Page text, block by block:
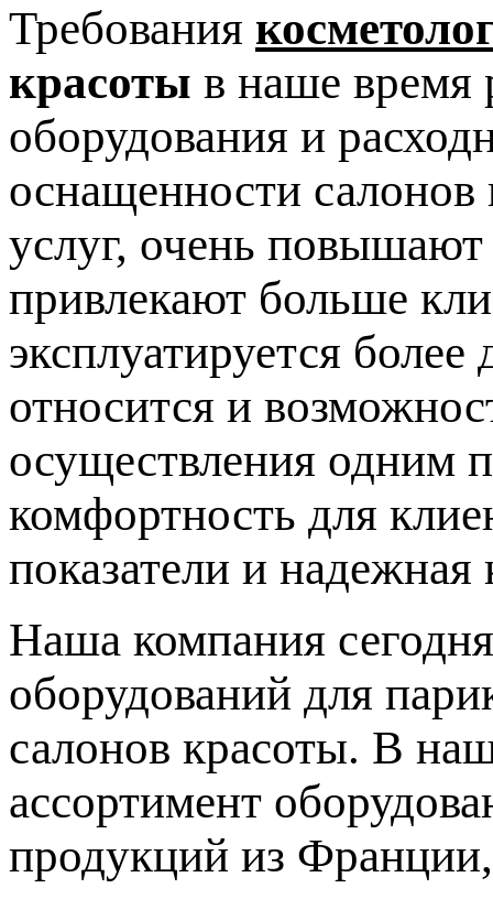
Требования
красоты в наше время
оборудования и
оснащенности салонов
услуг, очень
привлекают больше
эксплуатируется
относится и
осуществления одним
комфортность для
показатели и надежная
Наша компания
оборудований для
салонов красоты. В
ассортимент
продукций из